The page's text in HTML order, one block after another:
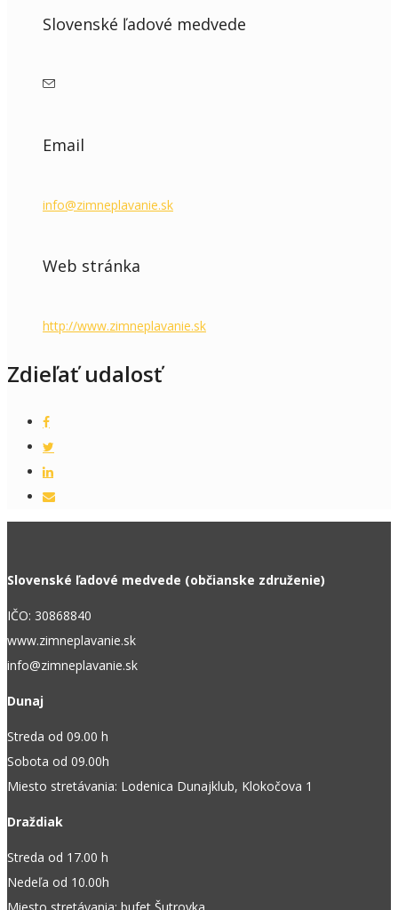
Slovenské ľadové medvede
Email
info@zimneplavanie.sk
Web stránka
http://www.zimneplavanie.sk
Zdieľať udalosť
Slovenské ľadové medvede (občianske združenie)
IČO: 30868840
www.zimneplavanie.sk
info@zimneplavanie.sk
Dunaj
Streda od 09.00 h
Sobota od 09.00h
Miesto stretávania: Lodenica Dunajklub, Klokočova 1
Draždiak
Streda od 17.00 h
Nedeľa od 10.00h
Miesto stretávania: bufet Šutrovka